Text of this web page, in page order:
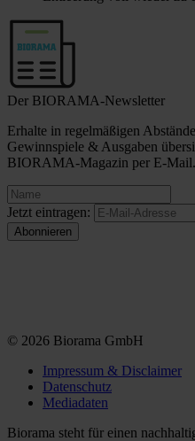
Der BIORAMA-Newsletter
Erhalte in regelmäßigen
Gewinnspiele & Ausgaben
BIORAMA-Magazin per E-Mail.
Jetzt eintragen:
© 2026 Biorama GmbH
Impressum & Disclaimer
Datenschutz
Mediadaten
Biorama steht für einen